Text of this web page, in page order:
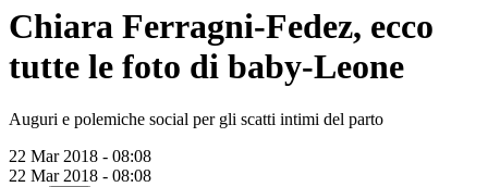
Chiara Ferragni-Fedez, ecco
tutte le foto di baby-Leone
Auguri e polemiche social per gli scatti intimi del parto
22 Mar 2018 - 08:08
22 Mar 2018 - 08:08